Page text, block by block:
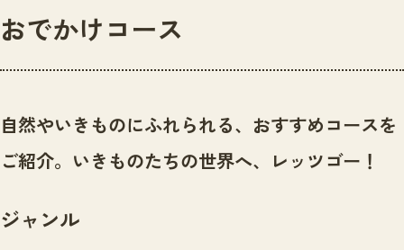
センター紹介
センター紹介TOP
サイトポリシー
ニュース
いきものガイド
イベント
おでかけコース
自然やいきものにふれられる、おすすめコースを
ご紹介。いきものたちの世界へ、レッツゴー！
ジャンル